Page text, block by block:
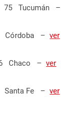
75 Tucumán –
Córdoba –ver
Chaco –ver
Santa Fe –ver